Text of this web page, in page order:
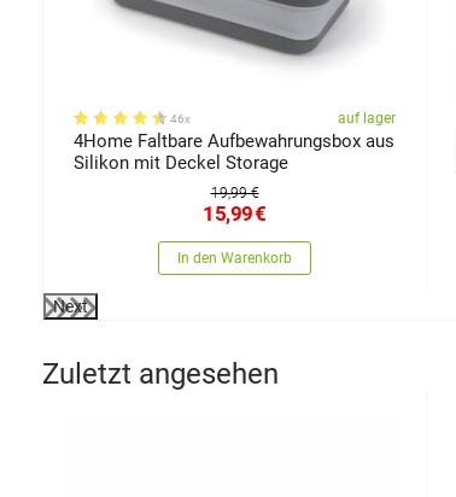
46x auf lager
4Home Faltbare Aufbewahrungsbox aus
Silikon mit Deckel Storage
19,99 €
15,99€
In den Warenkorb
Next
Zuletzt angesehen